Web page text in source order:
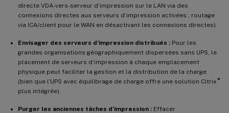
directe VDA-vers-serveur d’impression sur le LAN via des
connexions directes aux serveurs d’impression activées ; routage
via ICA/client pour le WAN en désactivant les connexions directes).
Envisager des serveurs d’impression distribués : Pour les
grandes organisations géographiquement dispersées sans UPS, le
placement de serveurs d’impression à chaque emplacement
physique peut faciliter la gestion et la distribution de la charge
(bien que l’UPS avec équilibrage de charge offre une solution Citrix ®
plus intégrée).
Purger les anciennes tâches d’impression : Effacer